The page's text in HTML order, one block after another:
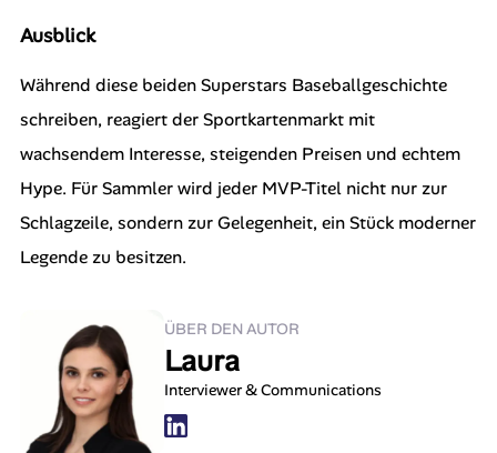
Ausblick
Während diese beiden Superstars Baseballgeschichte
schreiben, reagiert der Sportkartenmarkt mit
wachsendem Interesse, steigenden Preisen und echtem
Hype. Für Sammler wird jeder MVP-Titel nicht nur zur
Schlagzeile, sondern zur Gelegenheit, ein Stück moderner
Legende zu besitzen.
ÜBER DEN AUTOR
Laura
Interviewer & Communications